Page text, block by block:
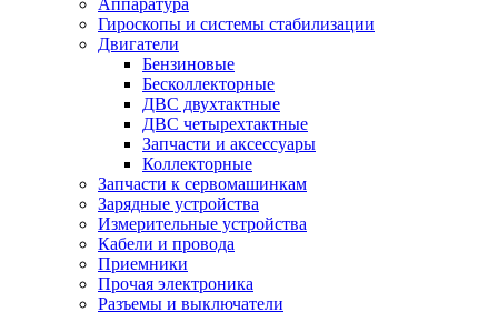
Аппаратура
Гироскопы и системы стабилизации
Двигатели
Бензиновые
Бесколлекторные
ДВС двухтактные
ДВС четырехтактные
Запчасти и аксессуары
Коллекторные
Запчасти к сервомашинкам
Зарядные устройства
Измерительные устройства
Кабели и провода
Приемники
Прочая электроника
Разъемы и выключатели